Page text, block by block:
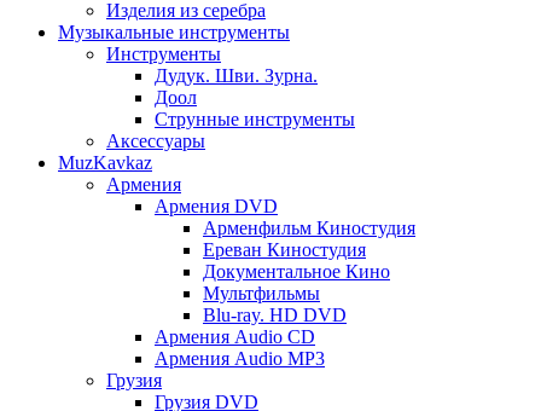
Изделия из серебра
Музыкальные инструменты
Инструменты
Дудук. Шви. Зурна.
Доол
Струнные инструменты
Аксессуары
MuzKavkaz
Армения
Армения DVD
Арменфильм Киностудия
Ереван Киностудия
Документальное Кино
Мультфильмы
Blu-ray. HD DVD
Армения Audio CD
Армения Audio MP3
Грузия
Грузия DVD